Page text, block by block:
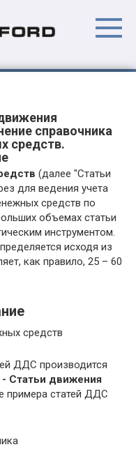
справочника
средств.
(далее "Статьи
для ведения учета
средств по
объемах статьи
инструментом.
исходя из
как правило, 25 – 60
средств
ДДС производится
Статьи движения
примера статей ДДС